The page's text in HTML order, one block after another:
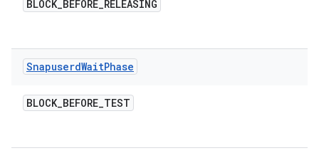
BLOCK_BEFORE_RELEASING
SnapuserdWaitPhase
BLOCK_BEFORE_TEST